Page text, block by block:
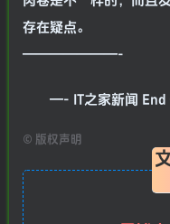
存在疑点。
———————-
—- IT之家新闻
© 版权声明